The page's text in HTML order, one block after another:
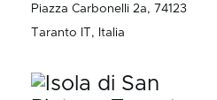
Piazza Carbonelli 2a, 74123
Taranto IT, Italia